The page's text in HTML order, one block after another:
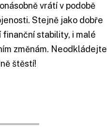
vrátí v podobě
Stejně jako dobře
finanční stability, i malé
změnám. Neodkládejte
štěstí!